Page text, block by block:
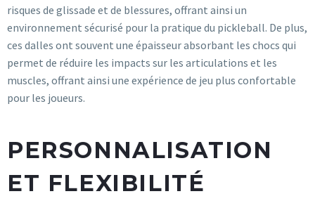
risques de glissade et de blessures, offrant ainsi un
environnement sécurisé pour la pratique du pickleball. De plus,
ces dalles ont souvent une épaisseur absorbant les chocs qui
permet de réduire les impacts sur les articulations et les
muscles, offrant ainsi une expérience de jeu plus confortable
pour les joueurs.
PERSONNALISATION
ET FLEXIBILITÉ